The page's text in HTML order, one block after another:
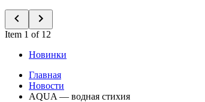
Item 1 of 12
Новинки
Главная
Новости
AQUA — водная стихия